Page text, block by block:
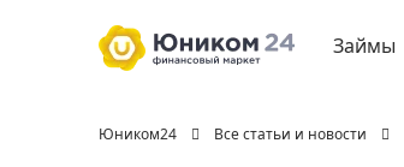
Займы
Юником24 Все статьи и новости